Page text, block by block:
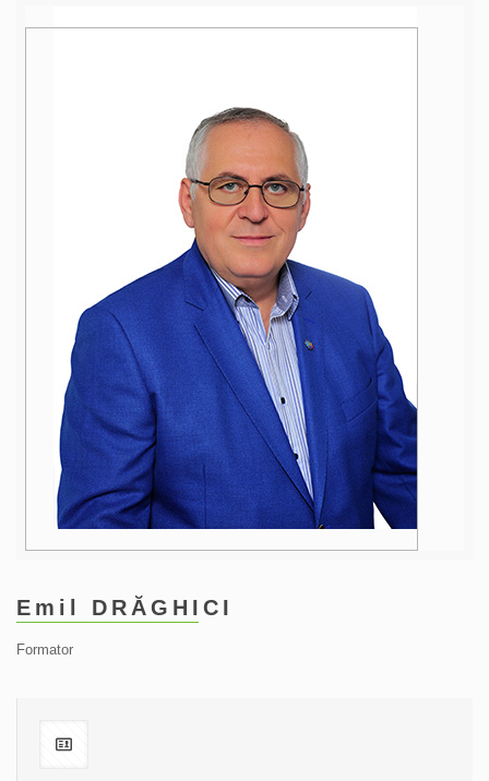
Emil DRĂGHICI
Formator